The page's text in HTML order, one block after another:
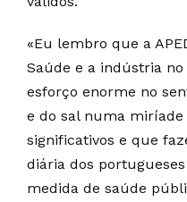
«Eu lembro que a
Saúde e a indústria
esforço enorme no
e do sal numa
significativos e que
diária dos
medida de saúde